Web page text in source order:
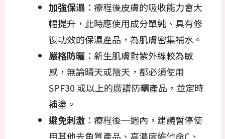
加強保濕：療程後皮膚的吸收能力會大
幅提升，此時應使用成分單純、具有修
復功效的保濕產品，為肌膚密集補水。
嚴格防曬：新生肌膚對紫外線較為敏
感，無論晴天或陰天，都必須使用
SPF30 或以上的廣譜防曬產品，並定時
補塗。
避免刺激：療程後一週內，建議暫停使
用其他去角質產品、高濃度維他命C、